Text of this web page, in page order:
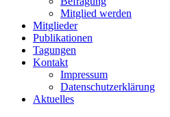
Mitglied werden
Mitglieder
Publikationen
Tagungen
Kontakt
Impressum
Datenschutzerklärung
Aktuelles